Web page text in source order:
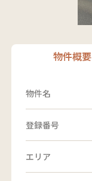
物件概要
物件名
登録番号
エリア